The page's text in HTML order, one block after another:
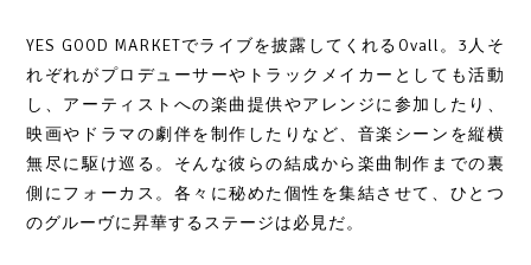
YES GOOD MARKETでライブを披露してくれるOvall。3人そ
れぞれがプロデューサーやトラックメイカーとしても活動
し、アーティストへの楽曲提供やアレンジに参加したり、
映画やドラマの劇伴を制作したりなど、音楽シーンを縦横
無尽に駆け巡る。そんな彼らの結成から楽曲制作までの裏
側にフォーカス。各々に秘めた個性を集結させて、ひとつ
のグルーヴに昇華するステージは必見だ。